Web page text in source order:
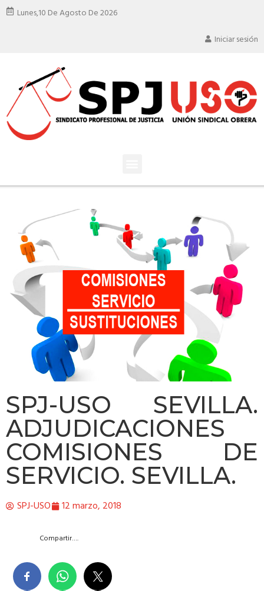
Lunes,10 De Agosto De 2026
Iniciar sesión
SPJ-USO SEVILLA.
ADJUDICACIONES
COMISIONES DE
SERVICIO. SEVILLA.
SPJ-USO 12 marzo, 2018
Compartir….